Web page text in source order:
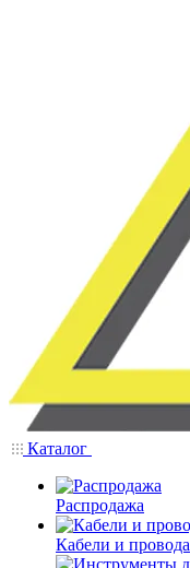
Каталог
Распродажа
Кабели и провода